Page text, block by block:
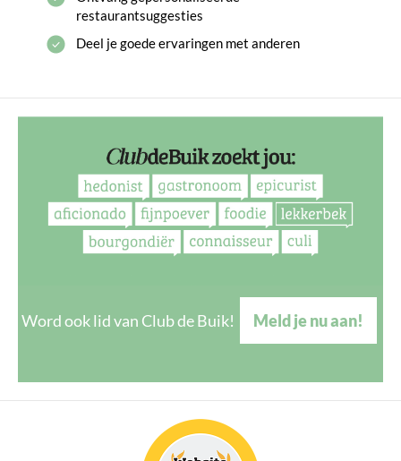
restaurantsuggesties
Deel je goede ervaringen met anderen
Word ook lid van Club de Buik! Meld je nu aan!